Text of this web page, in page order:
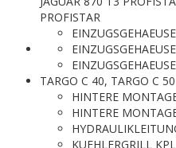
PROFISTAR
EINZUGSGEHAEUSE
EINZUGSGEHAEUSE
EINZUGSGEHAEUSE
TARGO C 40, TARGO C 50
HINTERE
HINTERE
KUEHLERGRILL